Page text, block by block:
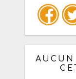
Copiez
: mail
AUCUN